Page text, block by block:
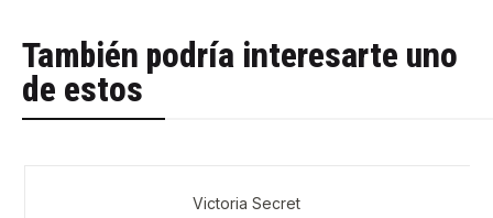
También podría interesarte uno
de estos
Victoria Secret